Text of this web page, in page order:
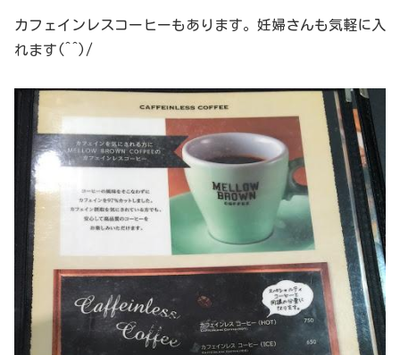
カフェインレスコーヒーもあります。妊婦さんも気軽に入
れます(^^)/